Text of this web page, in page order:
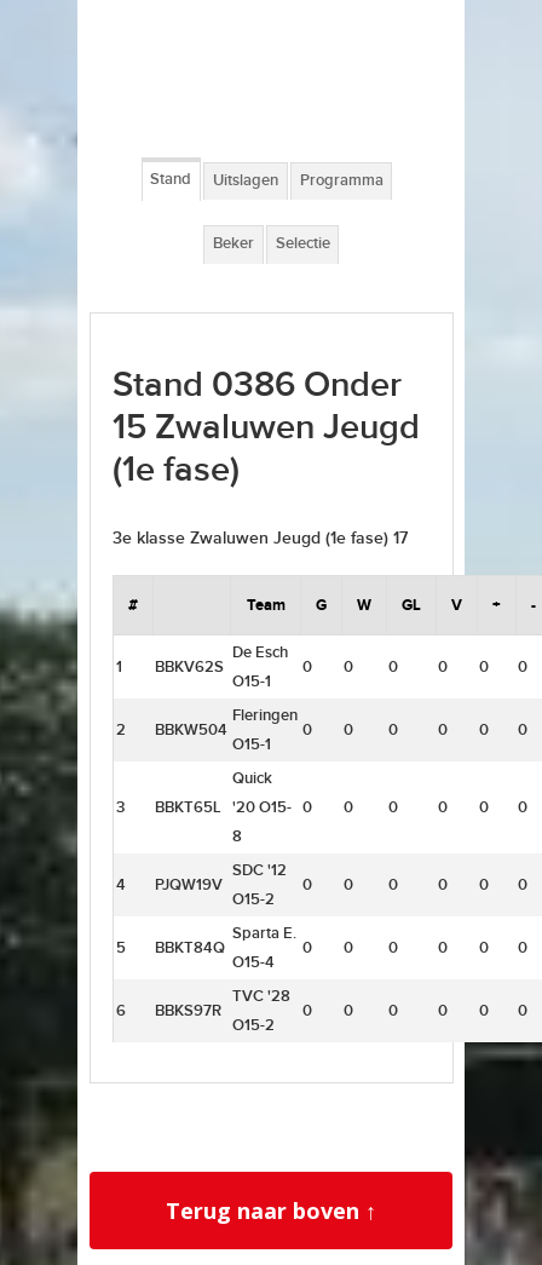
Stand Uitslagen Programma
Beker Selectie
Stand 0386 Onder
15 Zwaluwen Jeugd
(1e fase)
3e klasse Zwaluwen Jeugd (1e fase) 17
# Team G W GL V + -
1 BBKV62S
De Esch
O15-1
0 0 0 0 0 0
2 BBKW504
Fleringen
O15-1
0 0 0 0 0 0
3 BBKT65L
Quick
'20 O15-
8
0 0 0 0 0 0
4 PJQW19V
SDC '12
O15-2
0 0 0 0 0 0
5 BBKT84Q
Sparta E.
O15-4
0 0 0 0 0 0
6 BBKS97R
TVC '28
O15-2
0 0 0 0 0 0
Terug naar boven ↑